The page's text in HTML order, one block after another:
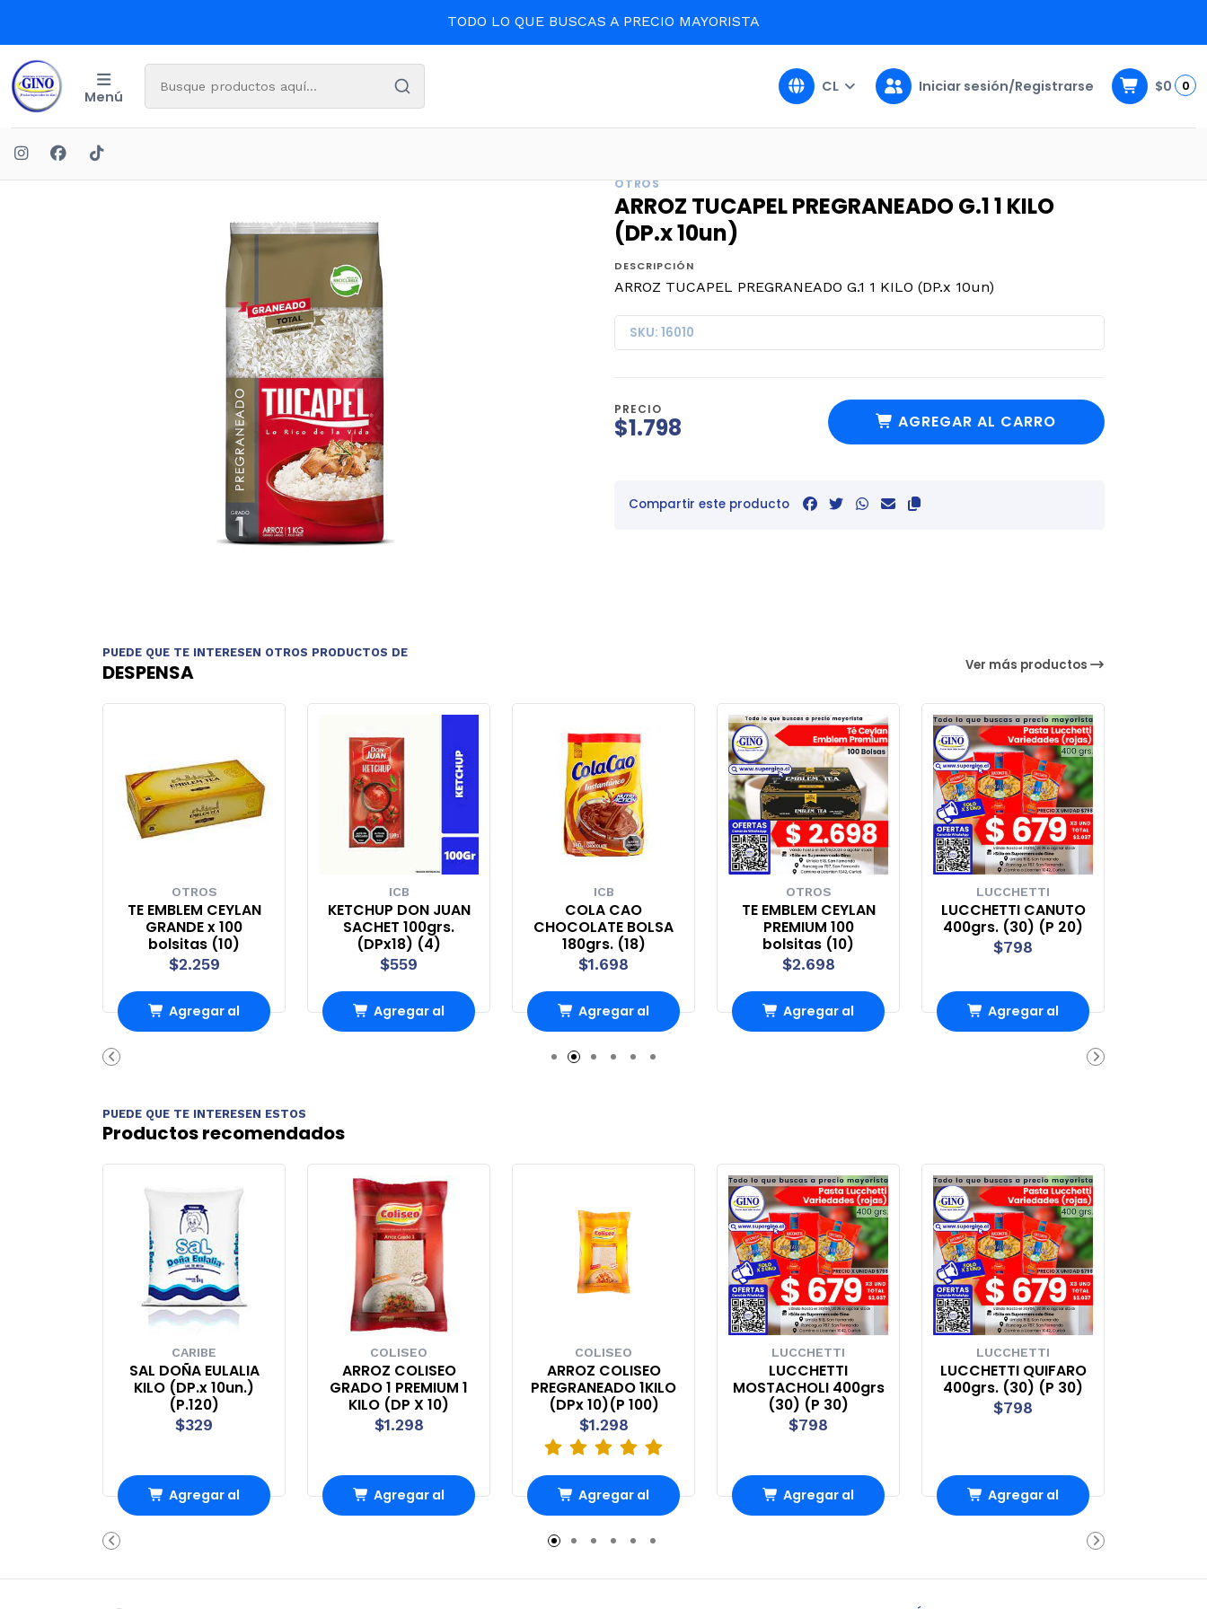
TODO LO QUE BUSCAS A PRECIO MAYORISTA
Menú
CL Iniciar sesión/Registrarse $0 0
OTROS
ARROZ TUCAPEL PREGRANEADO G.1 1 KILO
(DP.x 10un)
DESCRIPCIÓN
ARROZ TUCAPEL PREGRANEADO G.1 1 KILO (DP.x 10un)
SKU: 16010
PRECIO
$1.798 AGREGAR AL CARRO
Compartir este producto
PUEDE QUE TE INTERESEN OTROS PRODUCTOS DE
DESPENSA Ver más productos
OTROS
TE EMBLEM CEYLAN
GRANDE x 100
bolsitas (10)
$2.259
Agregar al
ICB
KETCHUP DON JUAN
SACHET 100grs.
(DPx18) (4)
$559
Agregar al
ICB
COLA CAO
CHOCOLATE BOLSA
180grs. (18)
$1.698
Agregar al
Carro
OTROS
TE EMBLEM CEYLAN
PREMIUM 100
bolsitas (10)
$2.698
Agregar al
LUCCHETTI
LUCCHETTI CANUTO
400grs. (30) (P 20)
$798
Agregar al
PUEDE QUE TE INTERESEN ESTOS
Productos recomendados
CARIBE
SAL DOÑA EULALIA
KILO (DP.x 10un.)
(P.120)
$329
Agregar al
COLISEO
ARROZ COLISEO
GRADO 1 PREMIUM 1
KILO (DP X 10)
$1.298
Agregar al
COLISEO
ARROZ COLISEO
PREGRANEADO 1KILO
(DPx 10)(P 100)
$1.298
Agregar al
Carro
LUCCHETTI
LUCCHETTI
MOSTACHOLI 400grs
(30) (P 30)
$798
Agregar al
LUCCHETTI
LUCCHETTI QUIFARO
400grs. (30) (P 30)
$798
Agregar al